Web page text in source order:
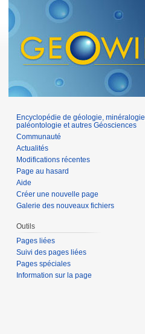
Encyclopédie de géologie, minéralogie,
paléontologie et autres Géosciences
Communauté
Actualités
Modifications récentes
Page au hasard
Aide
Créer une nouvelle page
Galerie des nouveaux fichiers
Outils
Pages liées
Suivi des pages liées
Pages spéciales
Information sur la page